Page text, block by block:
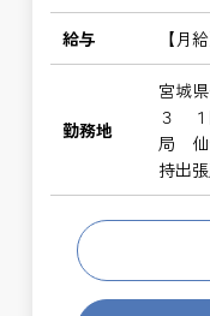
給与 【月
勤務地
宮城
３
局 仙
持出